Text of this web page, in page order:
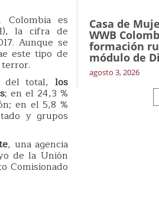
es
la cifra de
Aunque se
este tipo de
del total, los
; en el 24,3 %
en el 5,8 %
y grupos
, una agencia
de la Unión
Comisionado
Casa de
WWB
formación
módulo de
agosto 3, 2026